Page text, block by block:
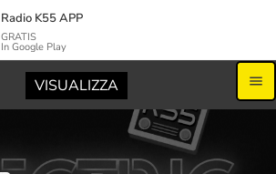
menu
Radio K55 APP
GRATIS
In Google Play
VISUALIZZA